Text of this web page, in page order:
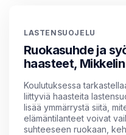
LASTENSUOJELU
Ruokasuhde ja
haasteet,
Koulutuksessa
liittyviä haasteita
lisää ymmärrystä siitä,
elämäntilanteet voivat
suhteeseen ruokaan,